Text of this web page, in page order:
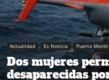
Actualidad Es Noticia Puerto Montt
Dos mujeres
desaparecidas